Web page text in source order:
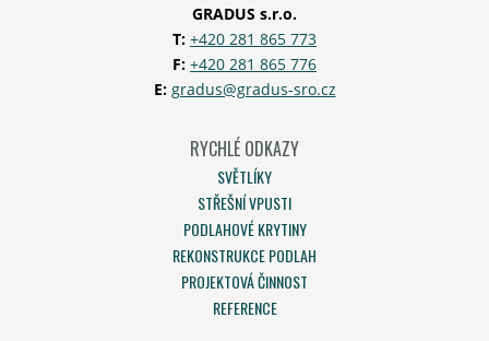
GRADUS s.r.o.
T: +420 281 865 773
F: +420 281 865 776
E: gradus@gradus-sro.cz
RYCHLÉ ODKAZY
SVĚTLÍKY
STŘEŠNÍ VPUSTI
PODLAHOVÉ KRYTINY
REKONSTRUKCE PODLAH
PROJEKTOVÁ ČINNOST
REFERENCE